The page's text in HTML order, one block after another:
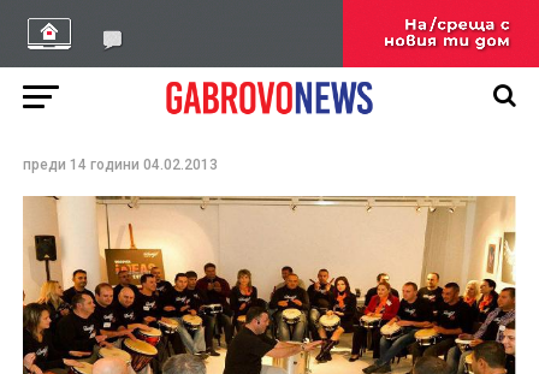
Интерактивна
презентация на книгата
„Алхимия на ритъма”
преди 14 години 04.02.2013